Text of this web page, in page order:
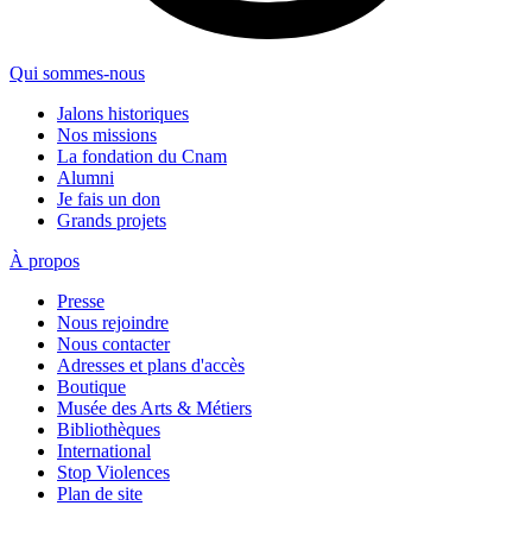
Qui sommes-nous
Jalons historiques
Nos missions
La fondation du Cnam
Alumni
Je fais un don
Grands projets
À propos
Presse
Nous rejoindre
Nous contacter
Adresses et plans d'accès
Boutique
Musée des Arts & Métiers
Bibliothèques
International
Stop Violences
Plan de site